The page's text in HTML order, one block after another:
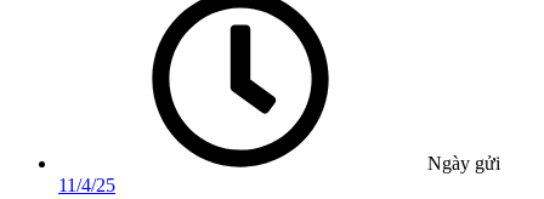
Ngày gửi
11/4/25